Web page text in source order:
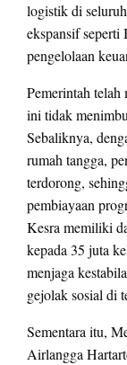
logistik di
ekspansif seperti
pengelolaan
Pemerintah
ini tidak
Sebaliknya,
rumah tangga,
terdorong,
pembiayaan
Kesra memiliki
kepada 35 juta
menjaga
gejolak sosial di
Sementara itu,
Airlangga